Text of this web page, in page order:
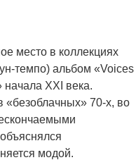
место в коллекциях
темпо) альбом «Voices
XXI века.
70-х, во
модой.